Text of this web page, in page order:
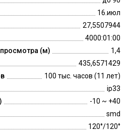
16.июл
27,5507944
4000:01:00
(м)
1,4
435,6571429
100 тыс. часов (11 лет)
ip33
-10 ~ +40
smd
120°/120°